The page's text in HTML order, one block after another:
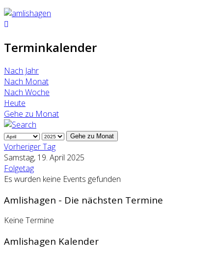
Terminkalender
Nach Jahr
Nach Monat
Nach Woche
Heute
Gehe zu Monat
Gehe zu Monat
Vorheriger Tag
Samstag, 19. April 2025
Folgetag
Es wurden keine Events gefunden
Amlishagen - Die nächsten Termine
Keine Termine
Amlishagen Kalender